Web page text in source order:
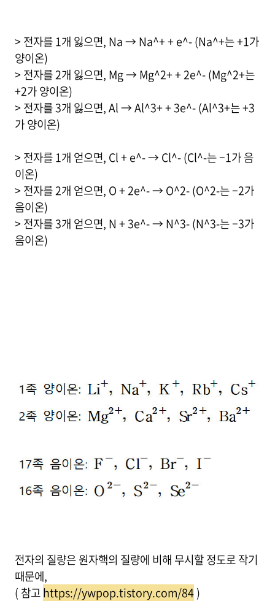
> 전자를 1개 잃으면, Na → Na^+ + e^- (Na^+는 +1가
양이온)
> 전자를 2개 잃으면, Mg → Mg^2+ + 2e^- (Mg^2+는
+2가 양이온)
> 전자를 3개 잃으면, Al → Al^3+ + 3e^- (Al^3+는 +3
가 양이온)
> 전자를 1개 얻으면, Cl + e^- → Cl^- (Cl^-는 –1가 음
이온)
> 전자를 2개 얻으면, O + 2e^- → O^2- (O^2-는 –2가
음이온)
> 전자를 3개 얻으면, N + 3e^- → N^3- (N^3-는 –3가
음이온)
전자의 질량은 원자핵의 질량에 비해 무시할 정도로 작기
때문에,
( 참고https://ywpop.tistory.com/84)